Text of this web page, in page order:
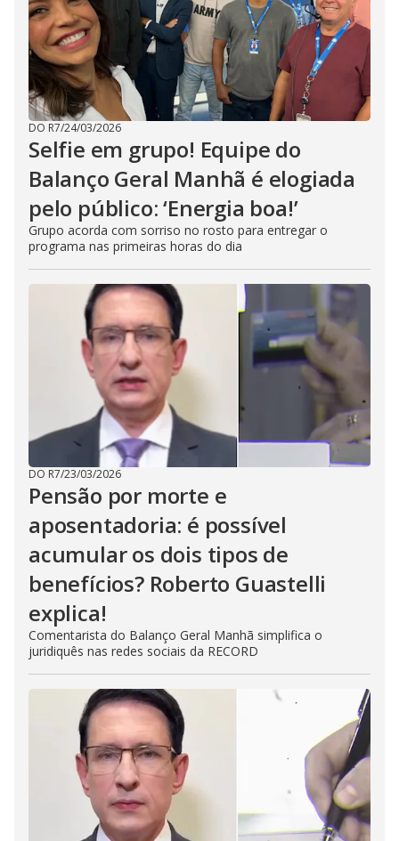
DO R7/24/03/2026
Selfie em grupo! Equipe do
Balanço Geral Manhã é elogiada
pelo público: ‘Energia boa!’
Grupo acorda com sorriso no rosto para entregar o
programa nas primeiras horas do dia
DO R7/23/03/2026
Pensão por morte e
aposentadoria: é possível
acumular os dois tipos de
benefícios? Roberto Guastelli
explica!
Comentarista do Balanço Geral Manhã simplifica o
juridiquês nas redes sociais da RECORD